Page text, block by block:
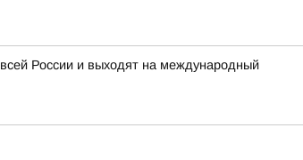
России и выходят на международный